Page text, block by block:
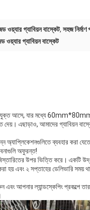
ওয়্যার গ্যাবিয়ন বাস্কেট, সহজ
ওয়্যার গ্যাবিয়ন বাস্কেট
ছিদ্রযুক্ত আসে, যার মধ্যে
এছাড়াও, আমাদের গ্যাবিয়ন
ব্যবহার করা যেতে
অফুরন্ত!
উপর ভিত্তি করে। একটি
হয় এবং ২ সপ্তাহের ডেলিভারি সময়
আপনার ল্যান্ডস্কেপিং প্রকল্পে